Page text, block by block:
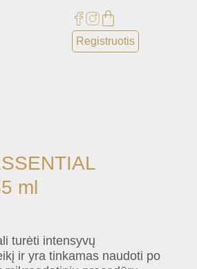
Registruotis
ml
turėti intensyvų
ir yra tinkamas naudoti po